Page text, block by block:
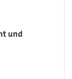
und